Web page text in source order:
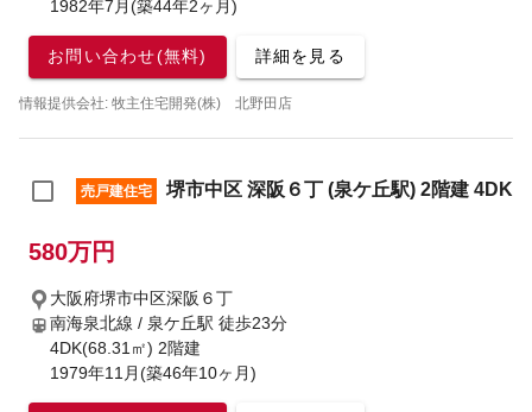
1982年7月(築44年2ヶ月)
お問い合わせ(無料) 詳細を見る
情報提供会社: 牧主住宅開発(株) 北野田店
売戸建住宅 堺市中区 深阪６丁 (泉ケ丘駅) 2階建 4DK
580万円
大阪府堺市中区深阪６丁
南海泉北線 / 泉ケ丘駅 徒歩23分
4DK(68.31㎡) 2階建
1979年11月(築46年10ヶ月)